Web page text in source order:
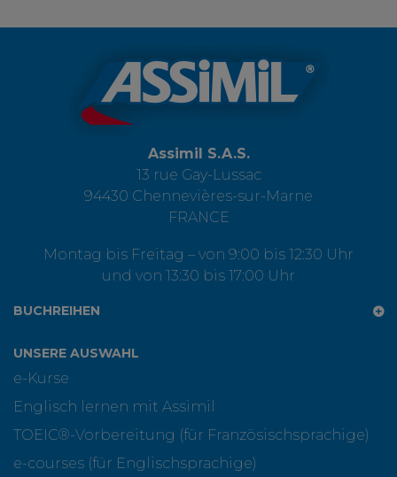
Assimil S.A.S.
13 rue Gay-Lussac
94430 Chennevières-sur-Marne
FRANCE
Montag bis Freitag – von 9:00 bis 12:30 Uhr
und von 13:30 bis 17:00 Uhr
BUCHREIHEN
UNSERE AUSWAHL
e-Kurse
Englisch lernen mit Assimil
TOEIC®-Vorbereitung (für Französischsprachige)
e-courses (für Englischsprachige)